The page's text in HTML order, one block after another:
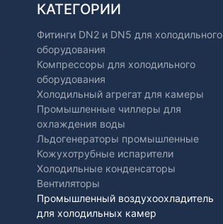
КАТЕГОРИИ
Фитинги DN2 и DN5 для холодильного
оборудования
Компрессоры для холодильного
оборудования
Холодильный агрегат для камеры
Промышленные чиллеры для
охлаждения воды
Льдогенераторы промышленные
Кожухотрубные испарители
Холодильные конденсаторы
Вентиляторы
Промышленный воздухоохладитель
для холодильных камер